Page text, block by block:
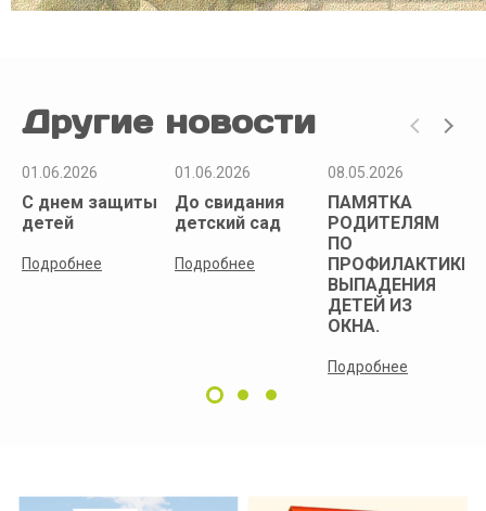
Другие новости
01.06.2026
С днем защиты
детей
Подробнее
01.06.2026
До свидания
детский сад
Подробнее
08.05.2026
ПАМЯТКА
РОДИТЕЛЯМ
ПО
ПРОФИЛАКТИКЕ
ВЫПАДЕНИЯ
ДЕТЕЙ ИЗ
ОКНА.
Подробнее